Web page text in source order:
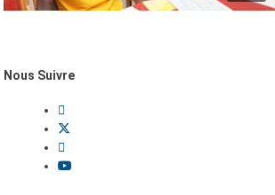
Nous Suivre